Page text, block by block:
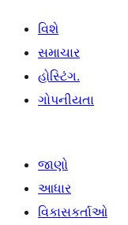
વિશે
સમાચાર
હોસ્ટિંગ.
ગોપનીયતા
જાણો
આધાર
વિકાસકર્તાઓ